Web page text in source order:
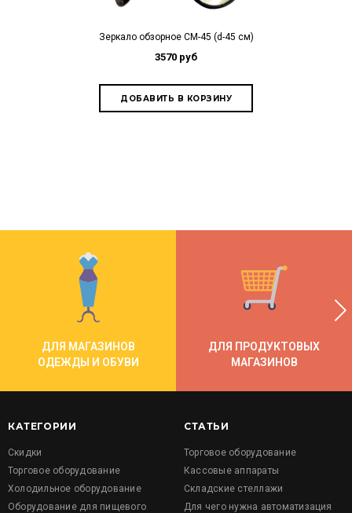
Зеркало обзорное СМ-45 (d-45 см)
3570 руб
ДЛЯ МАГАЗИНОВ
ОДЕЖДЫ И ОБУВИ
ДЛЯ ПРОДУКТОВЫХ
МАГАЗИНОВ
КАТЕГОРИИ
Скидки
Торговое оборудование
Холодильное оборудование
Оборудование для пищевого
СТАТЬИ
Торговое оборудование
Кассовые аппараты
Складские стеллажи
Для чего нужна автоматизация